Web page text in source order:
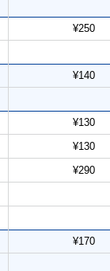
¥250
¥140
¥130
¥130
¥290
¥170